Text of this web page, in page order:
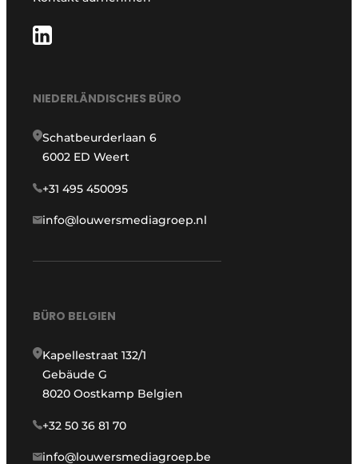
NIEDERLÄNDISCHES BÜRO
Schatbeurderlaan 6
6002 ED Weert
+31 495 450095
info@louwersmediagroep.nl
BÜRO BELGIEN
Kapellestraat 132/1
Gebäude G
8020 Oostkamp Belgien
+32 50 36 81 70
info@louwersmediagroep.be